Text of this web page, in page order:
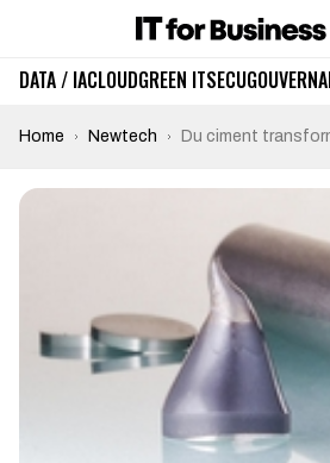
DATA / IACLOUDGREEN ITSECU
Home Newtech Du ciment